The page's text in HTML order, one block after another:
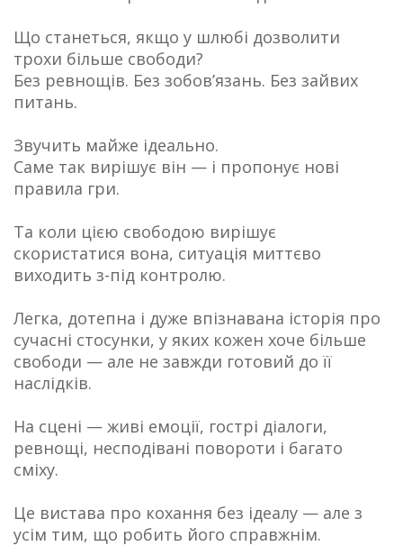
Що станеться, якщо у шлюбі дозволити
трохи більше свободи?
Без ревнощів. Без зобов’язань. Без зайвих
питань.
Звучить майже ідеально.
Саме так вирішує він — і пропонує нові
правила гри.
Та коли цією свободою вирішує
скористатися вона, ситуація миттєво
виходить з-під контролю.
Легка, дотепна і дуже впізнавана історія про
сучасні стосунки, у яких кожен хоче більше
свободи — але не завжди готовий до її
наслідків.
На сцені — живі емоції, гострі діалоги,
ревнощі, несподівані повороти і багато
сміху.
Це вистава про кохання без ідеалу — але з
усім тим, що робить його справжнім.